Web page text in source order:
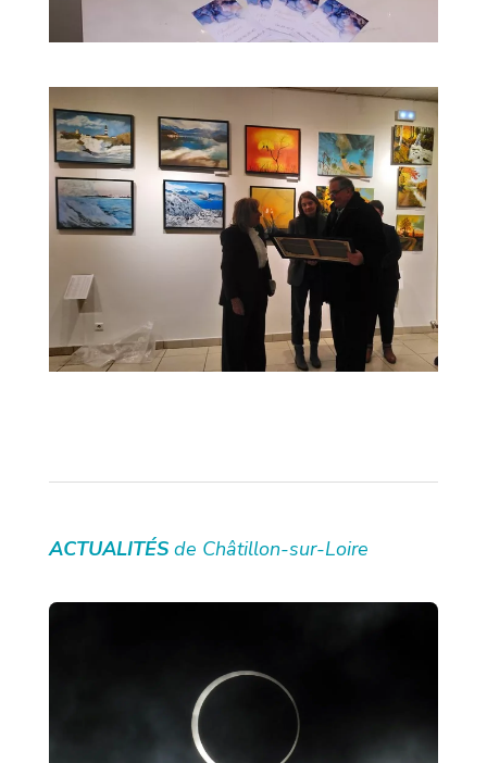
ACTUALITÉS de Châtillon-sur-Loire